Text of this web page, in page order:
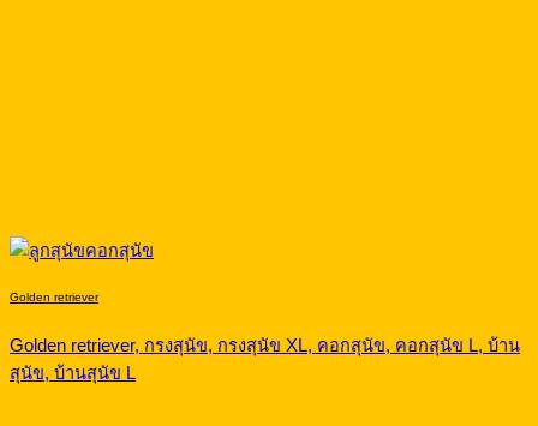
Golden retriever
Golden retriever, กรงสุนัข, กรงสุนัข XL, คอกสุนัข, คอกสุนัข L, บ้าน
สุนัข, บ้านสุนัข L